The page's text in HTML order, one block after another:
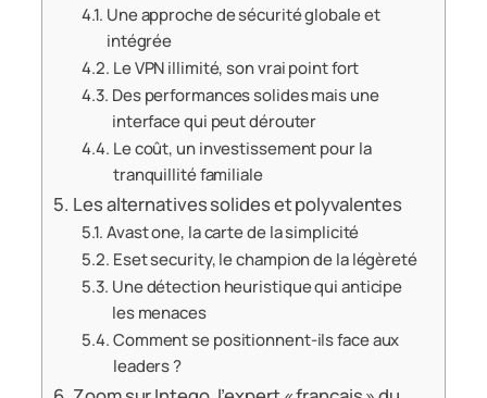
Une approche de sécurité globale et
intégrée
Le VPN illimité, son vrai point fort
Des performances solides mais une
interface qui peut dérouter
Le coût, un investissement pour la
tranquillité familiale
Les alternatives solides et polyvalentes
Avast one, la carte de la simplicité
Eset security, le champion de la légèreté
Une détection heuristique qui anticipe
les menaces
Comment se positionnent-ils face aux
leaders ?